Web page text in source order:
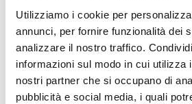
Utilizziamo i cookie per
annunci, per fornire funzionalità dei
analizzare il nostro traffico.
informazioni sul modo in cui utilizza
nostri partner che si occupano di
pubblicità e social media, i quali